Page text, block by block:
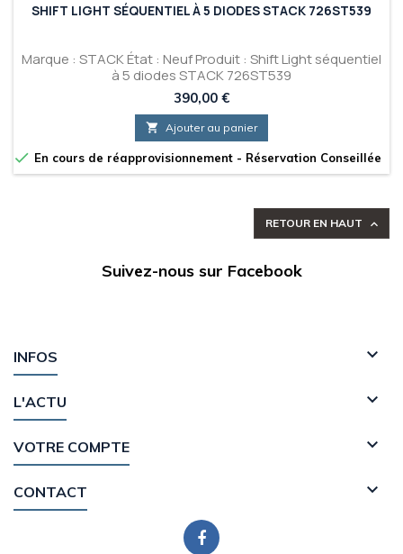
SHIFT LIGHT SÉQUENTIEL À 5 DIODES STACK 726ST539
Marque : STACK État : Neuf Produit : Shift Light séquentiel
à 5 diodes STACK 726ST539
Prix
390,00 €
 Ajouter au panier
 En cours de réapprovisionnement - Réservation Conseillée
RETOUR EN HAUT 
Suivez-nous sur Facebook
INFOS 
L'ACTU 
VOTRE COMPTE 
CONTACT 